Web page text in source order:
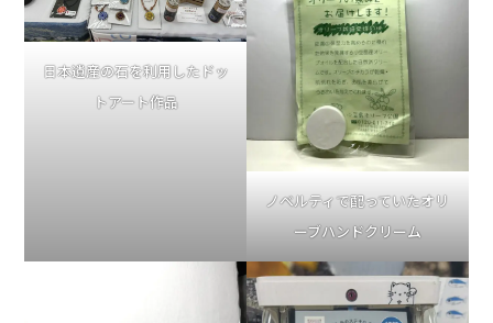
日本遺産の石を利用したドッ
トアート作品
ノベルティで配っていたオリ
ーブハンドクリーム